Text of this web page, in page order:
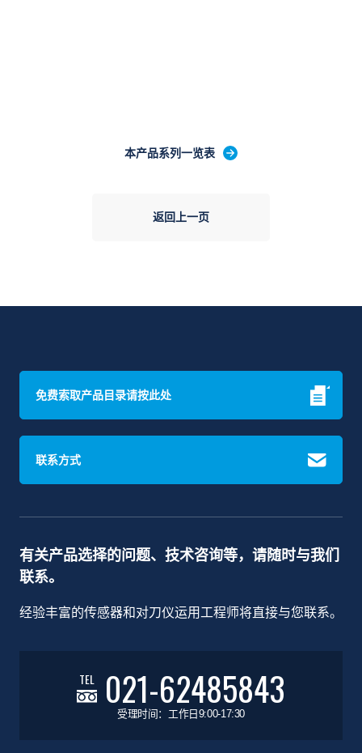
本产品系列一览表
返回上一页
免费索取产品目录请按此处
联系方式
有关产品选择的问题、技术咨询等，请随时与我们
联系。
经验丰富的传感器和对刀仪运用工程师将直接与您联系。
TEL 021-62485843
受理时间：工作日9:00-17:30